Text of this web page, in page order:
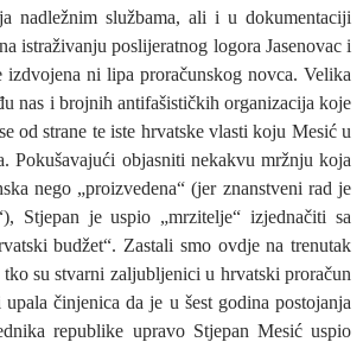
nadležnim službama, ali i u dokumentaciji
istraživanju poslijeratnog logora Jasenovac i
izdvojena ni lipa proračunskog novca. Velika
nas i brojnih antifašističkih organizacija koje
od strane te iste hrvatske vlasti koju Mesić u
Pokušavajući objasniti nekakvu mržnju koja
nego „proizvedena“ (jer znanstveni rad je
Stjepan je uspio „mrzitelje“ izjednačiti sa
budžet“. Zastali smo ovdje na trenutak
su stvarni zaljubljenici u hrvatski proračun
činjenica da je u šest godina postojanja
republike upravo Stjepan Mesić uspio